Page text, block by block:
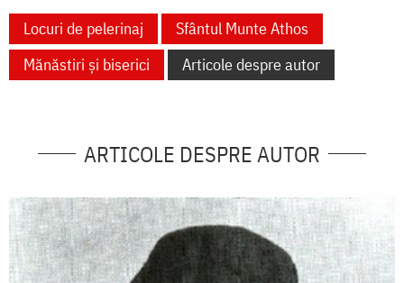
Locuri de pelerinaj
Sfântul Munte Athos
Mănăstiri și biserici
Articole despre autor
ARTICOLE DESPRE AUTOR